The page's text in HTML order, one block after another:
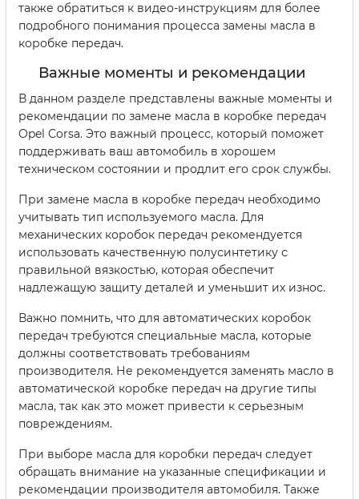
также обратиться к видео-инструкциям для более
подробного понимания процесса замены масла в
коробке передач.
Важные моменты и рекомендации
В данном разделе представлены важные моменты и
рекомендации по замене масла в коробке передач
Opel Corsa. Это важный процесс, который поможет
поддерживать ваш автомобиль в хорошем
техническом состоянии и продлит его срок службы.
При замене масла в коробке передач необходимо
учитывать тип используемого масла. Для
механических коробок передач рекомендуется
использовать качественную полусинтетику с
правильной вязкостью, которая обеспечит
надлежащую защиту деталей и уменьшит их износ.
Важно помнить, что для автоматических коробок
передач требуются специальные масла, которые
должны соответствовать требованиям
производителя. Не рекомендуется заменять масло в
автоматической коробке передач на другие типы
масла, так как это может привести к серьезным
повреждениям.
При выборе масла для коробки передач следует
обращать внимание на указанные спецификации и
рекомендации производителя автомобиля. Также